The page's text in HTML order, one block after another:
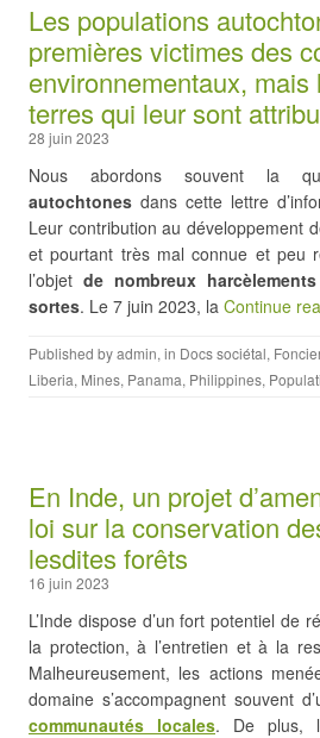
Les populations
premières victimes des
environnementaux, mais
terres qui leur sont
28 juin 2023
Nous abordons souvent la
autochtones dans cette lettre
Leur contribution au développement
et pourtant très mal connue et peu
l’objetde nombreux
sortes. Le 7 juin 2023, la Continue
Published byadmin, in Docs sociétal, Foncier
Liberia, Mines, Panama, Philippines,
En Inde, un projet
loi sur la conservation
lesdites forêts
16 juin 2023
L’Inde dispose d’un fort potentiel de
la protection, à l’entretien et à la
Malheureusement, les actions
domaine s’accompagnent souvent
communautés locales. De plus,